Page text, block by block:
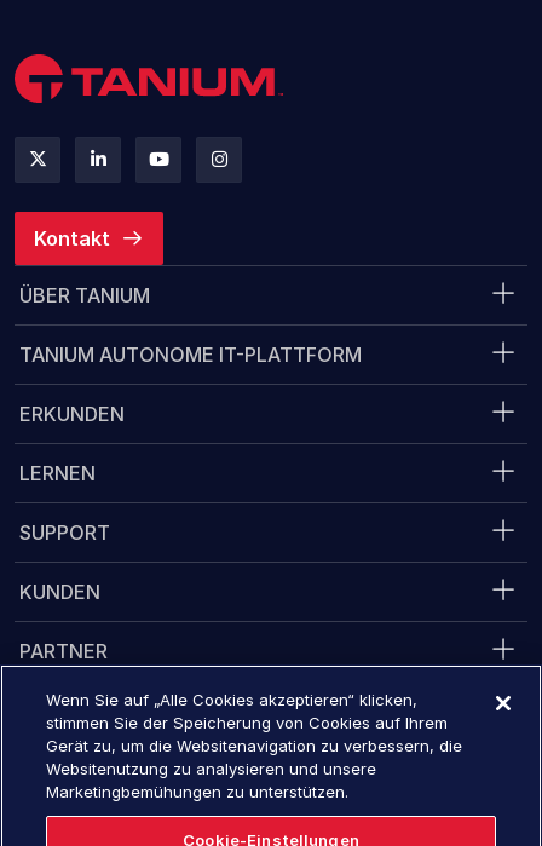
Kontakt
ÜBER TANIUM
TANIUM AUTONOME IT-PLATTFORM
ERKUNDEN
LERNEN
SUPPORT
KUNDEN
PARTNER
RECHTLICHE ANGELEGENHEITEN
Converge 2026 16. November - 19, 2026
Wenn Sie auf „Alle Cookies akzeptieren“ klicken,
stimmen Sie der Speicherung von Cookies auf Ihrem
Gerät zu, um die Websitenavigation zu verbessern, die
Websitenutzung zu analysieren und unsere
Marketingbemühungen zu unterstützen.
Cookie-Einstellungen